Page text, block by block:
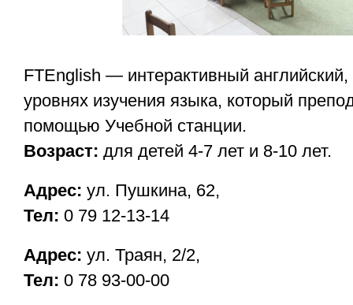
FTEnglish — интерактивный
уровнях изучения языка, который
помощью Учебной станции.
Возраст: для детей 4-7 лет и 8-10 лет.
Адрес: ул. Пушкина, 62,
Тел: 0 79 12-13-14
Адрес: ул. Траян, 2/2,
Тел: 0 78 93-00-00